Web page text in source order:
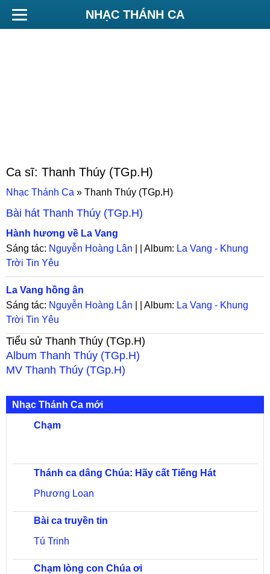
NHẠC THÁNH CA
Ca sĩ: Thanh Thúy (TGp.H)
Nhạc Thánh Ca » Thanh Thúy (TGp.H)
Bài hát Thanh Thúy (TGp.H)
Hành hương về La Vang
Sáng tác: Nguyễn Hoàng Lân | | Album: La Vang - Khung
Trời Tin Yêu
La Vang hồng ân
Sáng tác: Nguyễn Hoàng Lân | | Album: La Vang - Khung
Trời Tin Yêu
Tiểu sử Thanh Thúy (TGp.H)
Album Thanh Thúy (TGp.H)
MV Thanh Thúy (TGp.H)
Nhạc Thánh Ca mới
Chạm
Thánh ca dâng Chúa: Hãy cất Tiếng Hát
Phương Loan
Bài ca truyền tin
Tú Trinh
Chạm lòng con Chúa ơi